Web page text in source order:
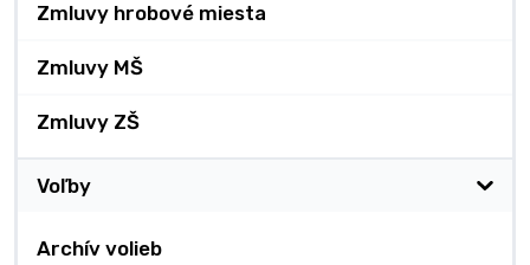
Zmluvy hrobové miesta
Zmluvy MŠ
Zmluvy ZŠ
Voľby
Archív volieb